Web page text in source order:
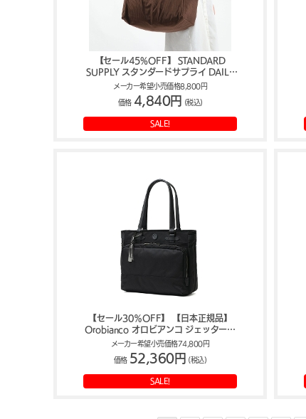
【セール45%OFF】 STANDARD
SUPPLY スタンダードサプライ DAILY
CORDUROY TOTE L
メーカー希望小売価格8,800円
価格 4,840円 (税込)
SALE!
【セール30％OFF】 【日本正規品】
Orobianco オロビアンコ ジェッターノ
トートバッグ 93151 acpd
メーカー希望小売価格74,800円
価格 52,360円 (税込)
SALE!